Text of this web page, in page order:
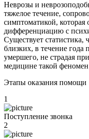
Неврозы и
тяжелое течение,
симптоматикой, которая
дифференциацию с
Существует
близких, в течение года
умершего, не страдая
медицине такой
Этапы оказания помощи
1
Поступление звонка
2